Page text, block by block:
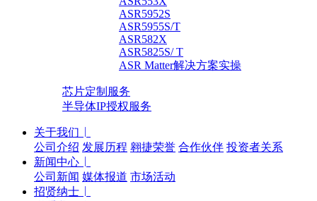
ASR5952S
ASR5955S/T
ASR582X
ASR5825S/ T
ASR Matter解决方案实操
芯片定制服务
半导体IP授权服务
关于我们
公司介绍 发展历程 翱捷荣誉 合作伙伴 投资者关系
新闻中心
公司新闻 媒体报道 市场活动
招贤纳士